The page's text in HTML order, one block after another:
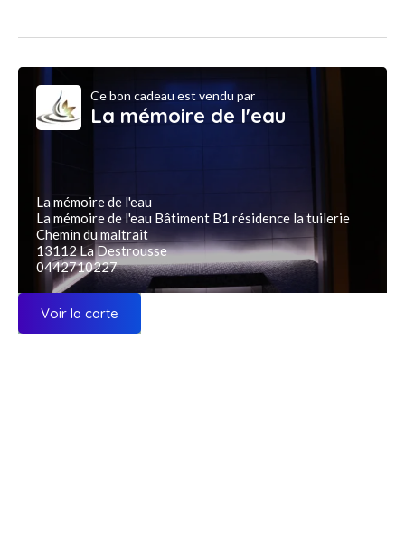
Ce bon cadeau est vendu par
La mémoire de l'eau
La mémoire de l'eau
La mémoire de l'eau Bâtiment B1 résidence la tuilerie
Chemin du maltrait
13112 La Destrousse
0442710227
Voir la carte